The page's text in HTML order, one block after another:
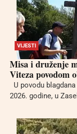
VIJESTI
Misa i druženje
Viteza povodom
U povodu
2026. godine, u